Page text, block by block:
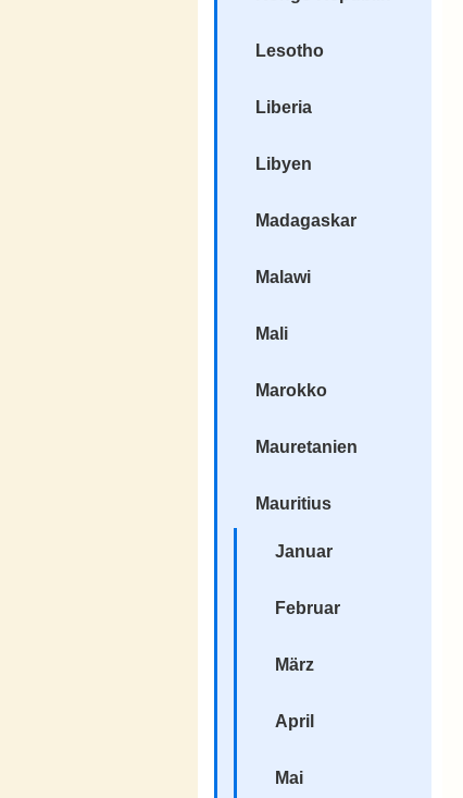
Lesotho
Liberia
Libyen
Madagaskar
Malawi
Mali
Marokko
Mauretanien
Mauritius
Januar
Februar
März
April
Mai